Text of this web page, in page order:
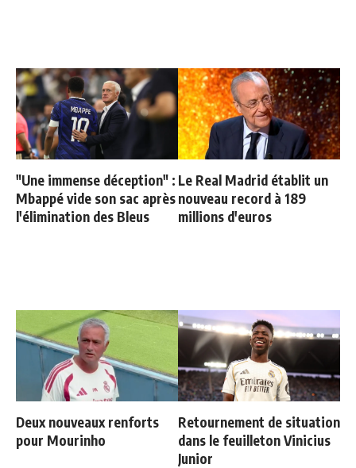
"Une immense déception" :
Mbappé vide son sac après
l'élimination des Bleus
Le Real Madrid établit un
nouveau record à 189
millions d'euros
Deux nouveaux renforts
pour Mourinho
Retournement de situation
dans le feuilleton Vinicius
Junior